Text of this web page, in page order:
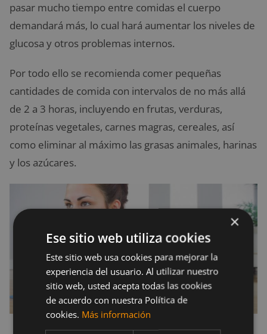
pasar mucho tiempo entre comidas el cuerpo
demandará más, lo cual hará aumentar los niveles de
glucosa y otros problemas internos.
Por todo ello se recomienda comer pequeñas
cantidades de comida con intervalos de no más allá
de 2 a 3 horas, incluyendo en frutas, verduras,
proteínas vegetales, carnes magras, cereales, así
como eliminar al máximo las grasas animales, harinas
y los azúcares.
×
Ese sitio web utiliza cookies
Este sitio web usa cookies para mejorar la
experiencia del usuario. Al utilizar nuestro
sitio web, usted acepta todas las cookies
de acuerdo con nuestra Política de
cookies. Más información